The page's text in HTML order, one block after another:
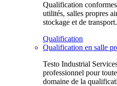
Qualification
utilités, salles propres
stockage et de transport.
Qualification
Qualification en salle
Testo Industrial
professionnel pour
domaine de la